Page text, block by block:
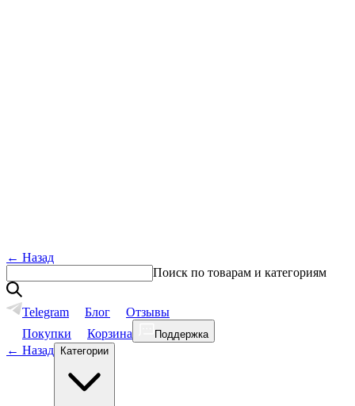
← Назад
Поиск по товарам и категориям
Telegram Блог
Отзывы
Покупки
Корзина Поддержка
← Назад Категории